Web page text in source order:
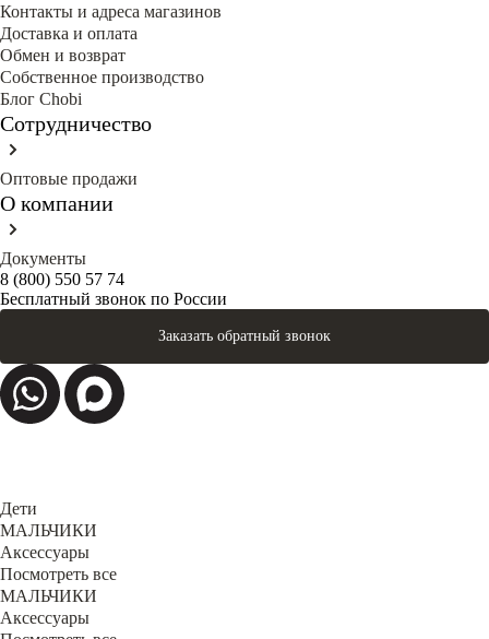
Контакты и адреса магазинов
Доставка и оплата
Обмен и возврат
Собственное производство
Блог Сhobi
Сотрудничество
Оптовые продажи
О компании
Документы
8 (800) 550 57 74
Бесплатный звонок по России
Заказать обратный звонок
Дети
МАЛЬЧИКИ
Аксессуары
Посмотреть все
МАЛЬЧИКИ
Аксессуары